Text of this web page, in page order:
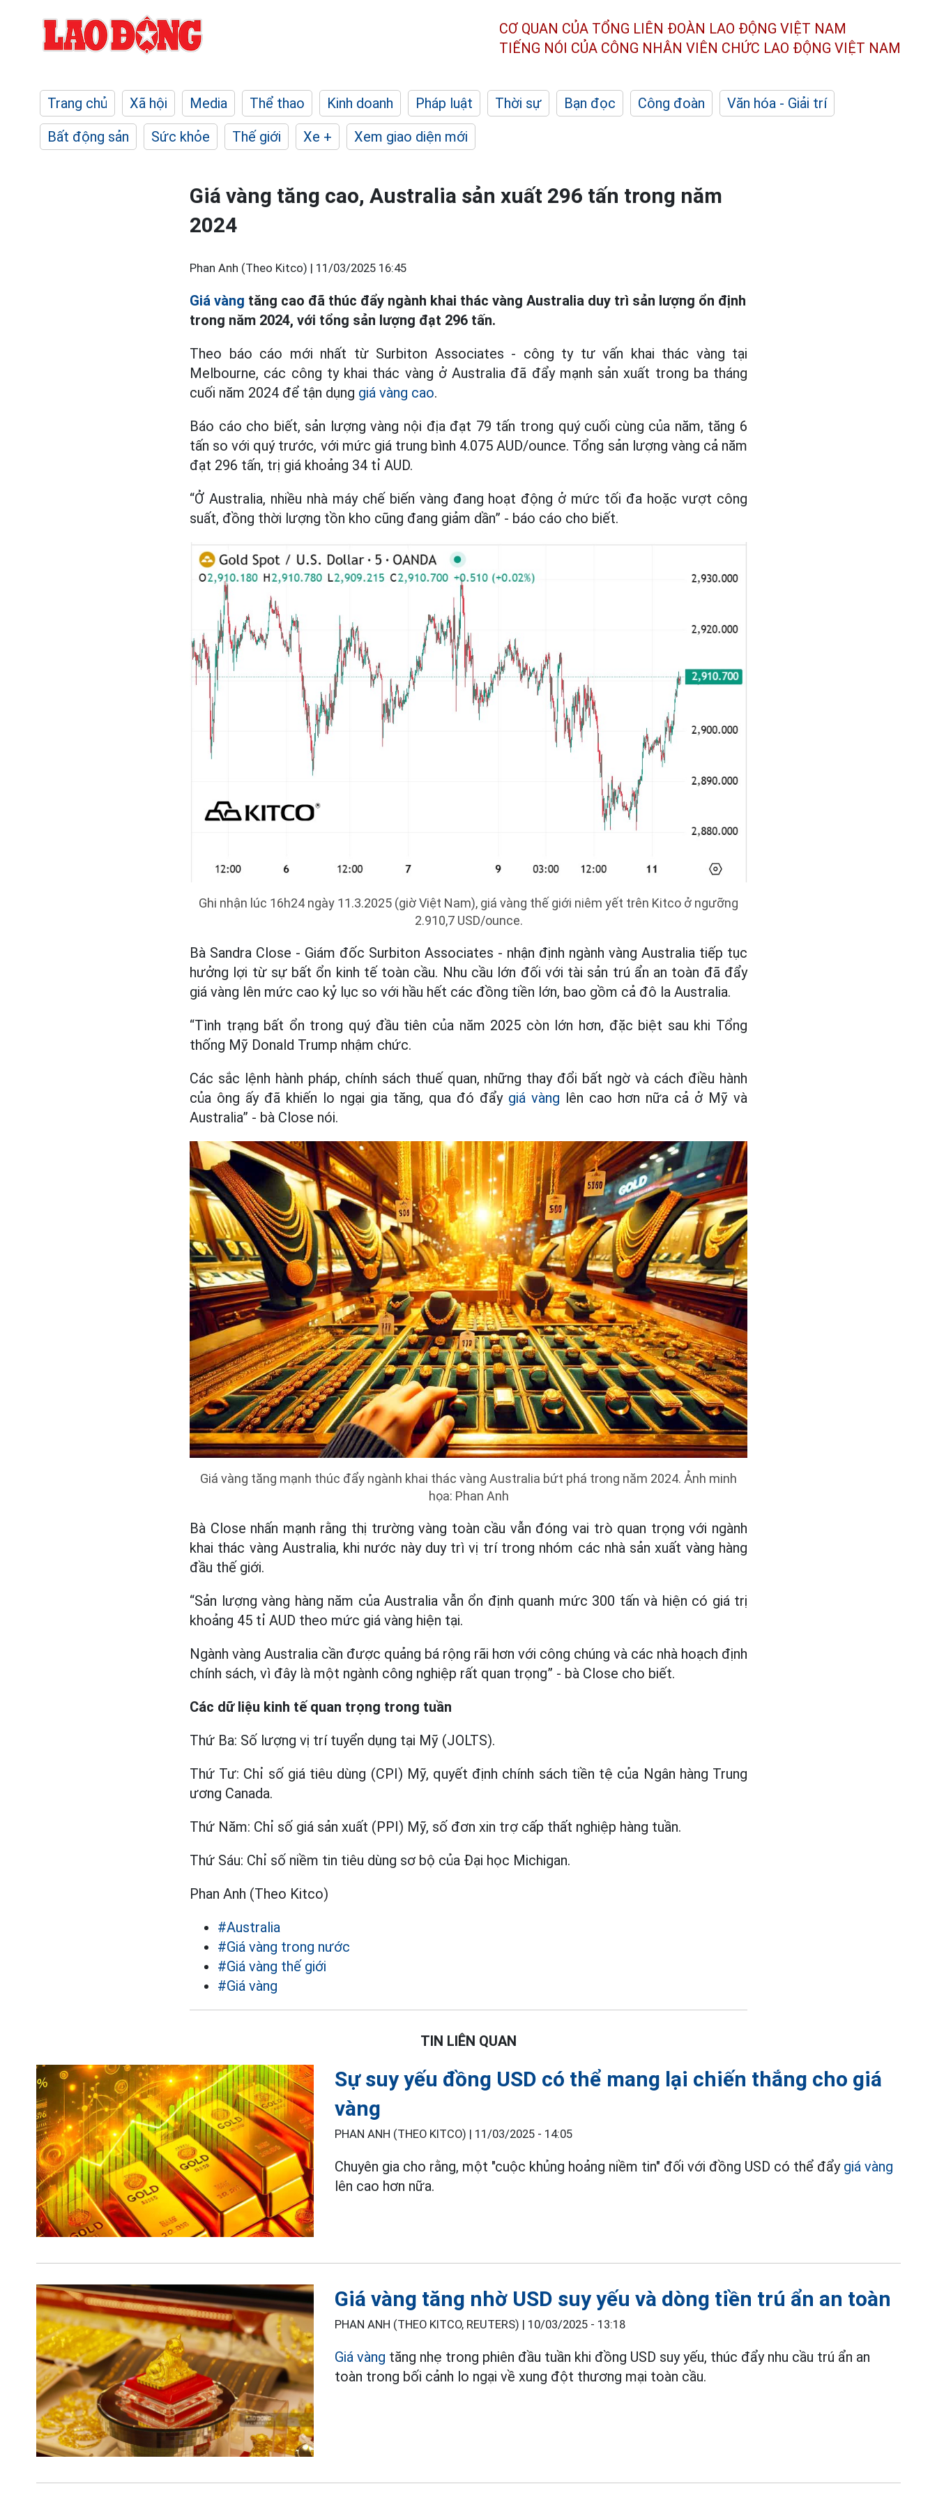
CƠ QUAN CỦA TỔNG LIÊN ĐOÀN LAO ĐỘNG VIỆT NAM
TIẾNG NÓI CỦA CÔNG NHÂN VIÊN CHỨC LAO ĐỘNG VIỆT NAM
Trang chủ Xã hội Media Thể thao Kinh doanh Pháp luật Thời sự Bạn đọc Công đoàn
Văn hóa - Giải trí
Bất động sản
Sức khỏe Thế giới Xe + Xem giao diện mới
Giá vàng tăng cao, Australia sản xuất 296 tấn trong năm
2024
Phan Anh (Theo Kitco) | 11/03/2025 16:45
Giá vàng tăng cao đã thúc đẩy ngành khai thác vàng Australia duy trì sản lượng ổn định
trong năm 2024, với tổng sản lượng đạt 296 tấn.
Theo báo cáo mới nhất từ Surbiton Associates - công ty tư vấn khai thác vàng tại
Melbourne, các công ty khai thác vàng ở Australia đã đẩy mạnh sản xuất trong ba tháng
cuối năm 2024 để tận dụng giá vàng cao.
Báo cáo cho biết, sản lượng vàng nội địa đạt 79 tấn trong quý cuối cùng của năm, tăng 6
tấn so với quý trước, với mức giá trung bình 4.075 AUD/ounce. Tổng sản lượng vàng cả năm
đạt 296 tấn, trị giá khoảng 34 tỉ AUD.
“Ở Australia, nhiều nhà máy chế biến vàng đang hoạt động ở mức tối đa hoặc vượt công
suất, đồng thời lượng tồn kho cũng đang giảm dần” - báo cáo cho biết.
Ghi nhận lúc 16h24 ngày 11.3.2025 (giờ Việt Nam), giá vàng thế giới niêm yết trên Kitco ở ngưỡng
2.910,7 USD/ounce.
Bà Sandra Close - Giám đốc Surbiton Associates - nhận định ngành vàng Australia tiếp tục
hưởng lợi từ sự bất ổn kinh tế toàn cầu. Nhu cầu lớn đối với tài sản trú ẩn an toàn đã đẩy
giá vàng lên mức cao kỷ lục so với hầu hết các đồng tiền lớn, bao gồm cả đô la Australia.
“Tình trạng bất ổn trong quý đầu tiên của năm 2025 còn lớn hơn, đặc biệt sau khi Tổng
thống Mỹ Donald Trump nhậm chức.
Các sắc lệnh hành pháp, chính sách thuế quan, những thay đổi bất ngờ và cách điều hành
của ông ấy đã khiến lo ngại gia tăng, qua đó đẩy giá vàng lên cao hơn nữa cả ở Mỹ và
Australia” - bà Close nói.
Giá vàng tăng mạnh thúc đẩy ngành khai thác vàng Australia bứt phá trong năm 2024. Ảnh minh
họa: Phan Anh
Bà Close nhấn mạnh rằng thị trường vàng toàn cầu vẫn đóng vai trò quan trọng với ngành
khai thác vàng Australia, khi nước này duy trì vị trí trong nhóm các nhà sản xuất vàng hàng
đầu thế giới.
“Sản lượng vàng hàng năm của Australia vẫn ổn định quanh mức 300 tấn và hiện có giá trị
khoảng 45 tỉ AUD theo mức giá vàng hiện tại.
Ngành vàng Australia cần được quảng bá rộng rãi hơn với công chúng và các nhà hoạch định
chính sách, vì đây là một ngành công nghiệp rất quan trọng” - bà Close cho biết.
Các dữ liệu kinh tế quan trọng trong tuần
Thứ Ba: Số lượng vị trí tuyển dụng tại Mỹ (JOLTS).
Thứ Tư: Chỉ số giá tiêu dùng (CPI) Mỹ, quyết định chính sách tiền tệ của Ngân hàng Trung
ương Canada.
Thứ Năm: Chỉ số giá sản xuất (PPI) Mỹ, số đơn xin trợ cấp thất nghiệp hàng tuần.
Thứ Sáu: Chỉ số niềm tin tiêu dùng sơ bộ của Đại học Michigan.
Phan Anh (Theo Kitco)
#Australia
#Giá vàng trong nước
#Giá vàng thế giới
#Giá vàng
TIN LIÊN QUAN
Sự suy yếu đồng USD có thể mang lại chiến thắng cho giá
vàng
PHAN ANH (THEO KITCO) | 11/03/2025 - 14:05
Chuyên gia cho rằng, một "cuộc khủng hoảng niềm tin" đối với đồng USD có thể đẩy giá vàng
lên cao hơn nữa.
Giá vàng tăng nhờ USD suy yếu và dòng tiền trú ẩn an toàn
PHAN ANH (THEO KITCO, REUTERS) | 10/03/2025 - 13:18
Giá vàng tăng nhẹ trong phiên đầu tuần khi đồng USD suy yếu, thúc đẩy nhu cầu trú ẩn an
toàn trong bối cảnh lo ngại về xung đột thương mại toàn cầu.